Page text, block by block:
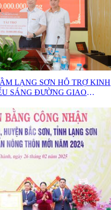
LẠNG SƠN HỖ TRỢ KINH
SÁNG ĐƯỜNG GIAO